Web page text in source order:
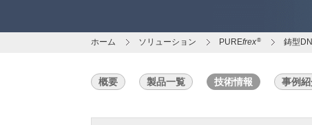
ホーム ソリューション PUREfrex® 鋳型
概要 製品一覧 技術情報 事例